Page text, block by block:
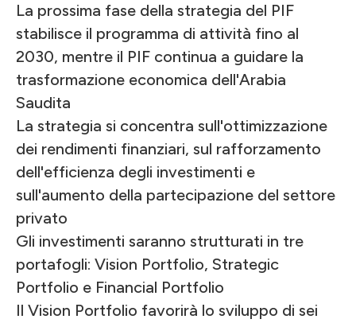
La prossima fase della strategia del PIF
stabilisce il programma di attività fino al
2030, mentre il PIF continua a guidare la
trasformazione economica dell'Arabia
Saudita
La strategia si concentra sull'ottimizzazione
dei rendimenti finanziari, sul rafforzamento
dell'efficienza degli investimenti e
sull'aumento della partecipazione del settore
privato
Gli investimenti saranno strutturati in tre
portafogli: Vision Portfolio, Strategic
Portfolio e Financial Portfolio
Il Vision Portfolio favorirà lo sviluppo di sei